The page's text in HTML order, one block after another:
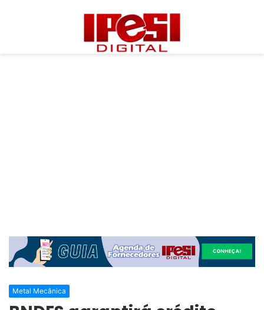
Metal Mecânica